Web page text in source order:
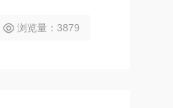
浏览量：3879